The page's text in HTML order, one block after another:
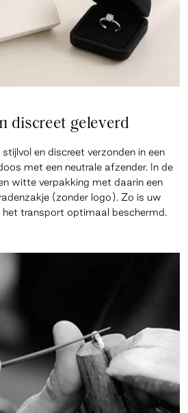
discreet geleverd
en discreet verzonden in een
met een neutrale afzender. In de
witte verpakking met daarin een
(zonder logo). Zo is uw
het transport optimaal beschermd.